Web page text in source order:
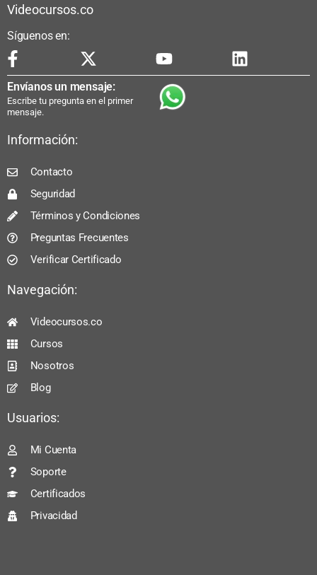
Videocursos.co
Síguenos en:
Envíanos un mensaje:
Escribe tu pregunta en el primer
mensaje.
Información:
Contacto
Seguridad
Términos y Condiciones
Preguntas Frecuentes
Verificar Certificado
Navegación:
Videocursos.co
Cursos
Nosotros
Blog
Usuarios:
Mi Cuenta
Soporte
Certificados
Privacidad